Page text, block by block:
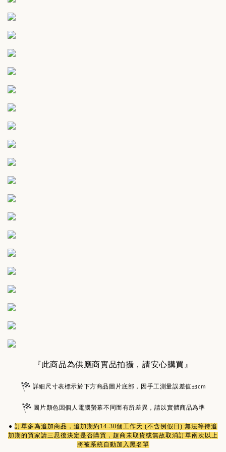
『此商品為供應商實品拍攝，請安心購買』
詳細尺寸表標示於下方商品圖片底部，因手工測量誤差值±3cm
圖片顏色因個人電腦螢幕不同而有所差異，請以實體商品為準
● 訂單多為追加商品 ，追加期約14-30個工作天 (不含例假日) 無法等待追
加期的買家請三思後決定是否購買，超商未取貨或無故取消訂單兩次以上
將被系統自動加入黑名單